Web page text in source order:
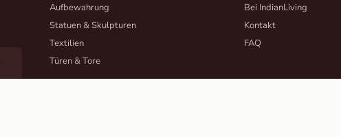
Aufbewahrung
Statuen & Skulpturen
Textilien
Türen & Tore
Bei IndianLiving
Kontakt
FAQ